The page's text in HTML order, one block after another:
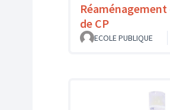
Réaménagement
de CP
ECOLE PUBLIQUE